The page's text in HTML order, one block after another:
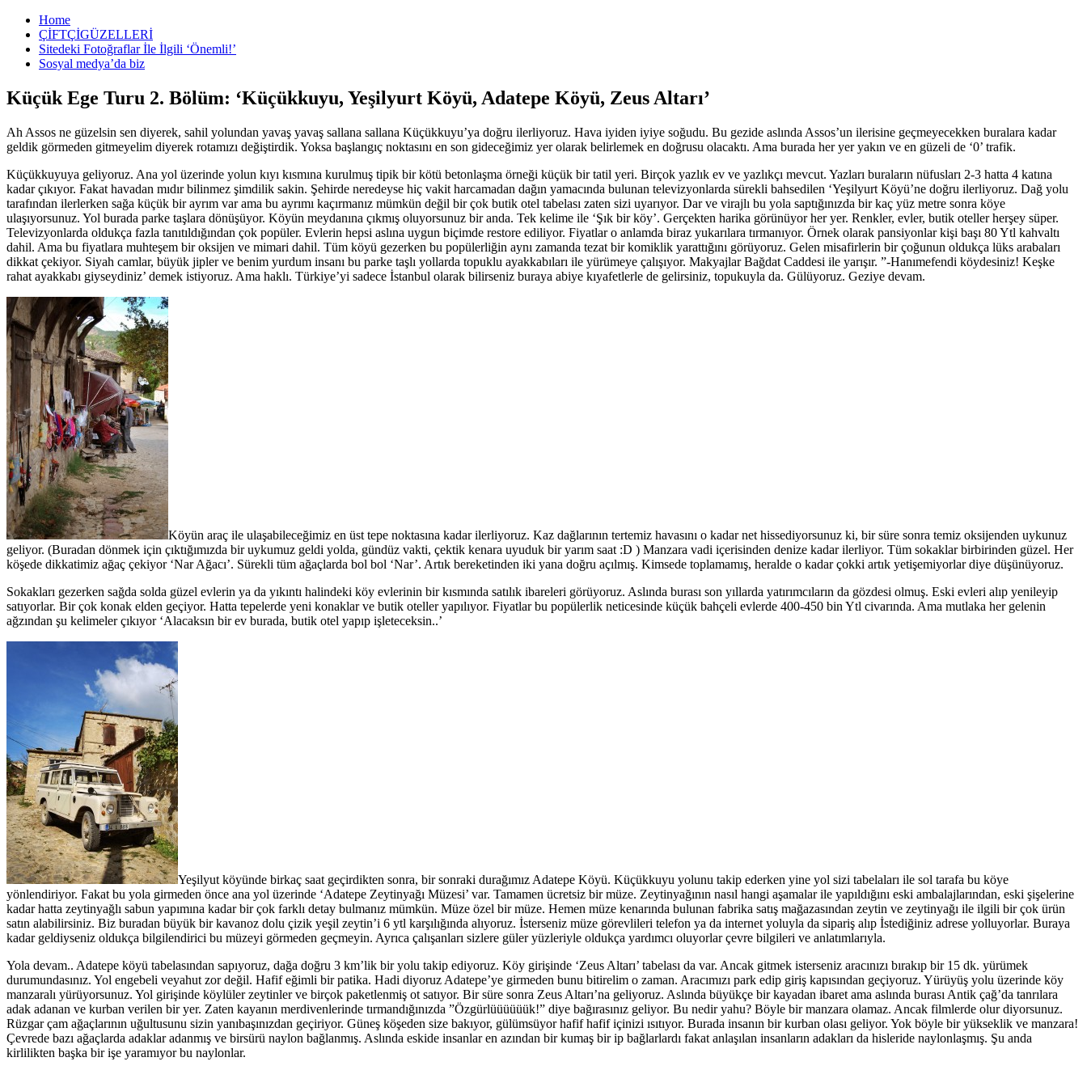
Home
ÇİFTÇİGÜZELLERİ
Sitedeki Fotoğraflar İle İlgili ‘Önemli!’
Sosyal medya’da biz
Küçük Ege Turu 2. Bölüm: ‘Küçükkuyu, Yeşilyurt Köyü, Adatepe Köyü, Zeus Altarı’
Ah Assos ne güzelsin sen diyerek, sahil yolundan yavaş yavaş sallana sallana Küçükkuyu’ya doğru ilerliyoruz. Hava iyiden iyiye soğudu. Bu gezide aslında Assos’un ilerisine geçmeyecekken buralara kadar
geldik görmeden gitmeyelim diyerek rotamızı değiştirdik. Yoksa başlangıç noktasını en son gideceğimiz yer olarak belirlemek en doğrusu olacaktı. Ama burada her yer yakın ve en güzeli de ‘0’ trafik.
Küçükkuyuya geliyoruz. Ana yol üzerinde yolun kıyı kısmına kurulmuş tipik bir kötü betonlaşma örneği küçük bir tatil yeri. Birçok yazlık ev ve yazlıkçı mevcut. Yazları buraların nüfusları 2-3 hatta 4 katına
kadar çıkıyor. Fakat havadan mıdır bilinmez şimdilik sakin. Şehirde neredeyse hiç vakit harcamadan dağın yamacında bulunan televizyonlarda sürekli bahsedilen ‘Yeşilyurt Köyü’ne doğru ilerliyoruz. Dağ yolu
tarafından ilerlerken sağa küçük bir ayrım var ama bu ayrımı kaçırmanız mümkün değil bir çok butik otel tabelası zaten sizi uyarıyor. Dar ve virajlı bu yola saptığınızda bir kaç yüz metre sonra köye
ulaşıyorsunuz. Yol burada parke taşlara dönüşüyor. Köyün meydanına çıkmış oluyorsunuz bir anda. Tek kelime ile ‘Şık bir köy’. Gerçekten harika görünüyor her yer. Renkler, evler, butik oteller herşey süper.
Televizyonlarda oldukça fazla tanıtıldığından çok popüler. Evlerin hepsi aslına uygun biçimde restore ediliyor. Fiyatlar o anlamda biraz yukarılara tırmanıyor. Örnek olarak pansiyonlar kişi başı 80 Ytl kahvaltı
dahil. Ama bu fiyatlara muhteşem bir oksijen ve mimari dahil. Tüm köyü gezerken bu popülerliğin aynı zamanda tezat bir komiklik yarattığını görüyoruz. Gelen misafirlerin bir çoğunun oldukça lüks arabaları
dikkat çekiyor. Siyah camlar, büyük jipler ve benim yurdum insanı bu parke taşlı yollarda topuklu ayakkabıları ile yürümeye çalışıyor. Makyajlar Bağdat Caddesi ile yarışır. ”-Hanımefendi köydesiniz! Keşke
rahat ayakkabı giyseydiniz’ demek istiyoruz. Ama haklı. Türkiye’yi sadece İstanbul olarak bilirseniz buraya abiye kıyafetlerle de gelirsiniz, topukuyla da. Gülüyoruz. Geziye devam.
Köyün araç ile ulaşabileceğimiz en üst tepe noktasına kadar ilerliyoruz. Kaz dağlarının tertemiz havasını o kadar net hissediyorsunuz ki, bir süre sonra temiz oksijenden uykunuz
geliyor. (Buradan dönmek için çıktığımızda bir uykumuz geldi yolda, gündüz vakti, çektik kenara uyuduk bir yarım saat :D ) Manzara vadi içerisinden denize kadar ilerliyor. Tüm sokaklar birbirinden güzel. Her
köşede dikkatimiz ağaç çekiyor ‘Nar Ağacı’. Sürekli tüm ağaçlarda bol bol ‘Nar’. Artık bereketinden iki yana doğru açılmış. Kimsede toplamamış, heralde o kadar çokki artık yetişemiyorlar diye düşünüyoruz.
Sokakları gezerken sağda solda güzel evlerin ya da yıkıntı halindeki köy evlerinin bir kısmında satılık ibareleri görüyoruz. Aslında burası son yıllarda yatırımcıların da gözdesi olmuş. Eski evleri alıp yenileyip
satıyorlar. Bir çok konak elden geçiyor. Hatta tepelerde yeni konaklar ve butik oteller yapılıyor. Fiyatlar bu popülerlik neticesinde küçük bahçeli evlerde 400-450 bin Ytl civarında. Ama mutlaka her gelenin
ağzından şu kelimeler çıkıyor ‘Alacaksın bir ev burada, butik otel yapıp işleteceksin..’
Yeşilyut köyünde birkaç saat geçirdikten sonra, bir sonraki durağımız Adatepe Köyü. Küçükkuyu yolunu takip ederken yine yol sizi tabelaları ile sol tarafa bu köye
yönlendiriyor. Fakat bu yola girmeden önce ana yol üzerinde ‘Adatepe Zeytinyağı Müzesi’ var. Tamamen ücretsiz bir müze. Zeytinyağının nasıl hangi aşamalar ile yapıldığını eski ambalajlarından, eski şişelerine
kadar hatta zeytinyağlı sabun yapımına kadar bir çok farklı detay bulmanız mümkün. Müze özel bir müze. Hemen müze kenarında bulunan fabrika satış mağazasından zeytin ve zeytinyağı ile ilgili bir çok ürün
satın alabilirsiniz. Biz buradan büyük bir kavanoz dolu çizik yeşil zeytin’i 6 ytl karşılığında alıyoruz. İsterseniz müze görevlileri telefon ya da internet yoluyla da sipariş alıp İstediğiniz adrese yolluyorlar. Buraya
kadar geldiyseniz oldukça bilgilendirici bu müzeyi görmeden geçmeyin. Ayrıca çalışanları sizlere güler yüzleriyle oldukça yardımcı oluyorlar çevre bilgileri ve anlatımlarıyla.
Yola devam.. Adatepe köyü tabelasından sapıyoruz, dağa doğru 3 km’lik bir yolu takip ediyoruz. Köy girişinde ‘Zeus Altarı’ tabelası da var. Ancak gitmek isterseniz aracınızı bırakıp bir 15 dk. yürümek
durumundasınız. Yol engebeli veyahut zor değil. Hafif eğimli bir patika. Hadi diyoruz Adatepe’ye girmeden bunu bitirelim o zaman. Aracımızı park edip giriş kapısından geçiyoruz. Yürüyüş yolu üzerinde köy
manzaralı yürüyorsunuz. Yol girişinde köylüler zeytinler ve birçok paketlenmiş ot satıyor. Bir süre sonra Zeus Altarı’na geliyoruz. Aslında büyükçe bir kayadan ibaret ama aslında burası Antik çağ’da tanrılara
adak adanan ve kurban verilen bir yer. Zaten kayanın merdivenlerinde tırmandığınızda ”Özgürlüüüüüük!” diye bağırasınız geliyor. Bu nedir yahu? Böyle bir manzara olamaz. Ancak filmlerde olur diyorsunuz.
Rüzgar çam ağaçlarının uğultusunu sizin yanıbaşınızdan geçiriyor. Güneş köşeden size bakıyor, gülümsüyor hafif hafif içinizi ısıtıyor. Burada insanın bir kurban olası geliyor. Yok böyle bir yükseklik ve manzara!
Çevrede bazı ağaçlarda adaklar adanmış ve birsürü naylon bağlanmış. Aslında eskide insanlar en azından bir kumaş bir ip bağlarlardı fakat anlaşılan insanların adakları da hisleride naylonlaşmış. Şu anda
kirlilikten başka bir işe yaramıyor bu naylonlar.